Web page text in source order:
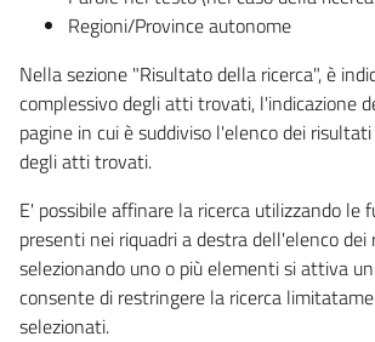
Regioni/Province autonome
Nella sezione "Risultato della ricerca", è
complessivo degli atti trovati, l'indicazione
pagine in cui è suddiviso l'elenco dei
degli atti trovati.
E' possibile affinare la ricerca utilizzando le
presenti nei riquadri a destra dell'elenco dei
selezionando uno o più elementi si attiva
consente di restringere la ricerca
selezionati.